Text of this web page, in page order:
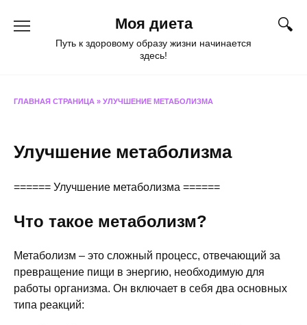
содержанию
Моя диета
Путь к здоровому образу жизни начинается
здесь!
ГЛАВНАЯ СТРАНИЦА » УЛУЧШЕНИЕ МЕТАБОЛИЗМА
Улучшение метаболизма
====== Улучшение метаболизма ======
Что такое метаболизм?
Метаболизм – это сложный процесс, отвечающий за
превращение пищи в энергию, необходимую для
работы организма. Он включает в себя два основных
типа реакций: